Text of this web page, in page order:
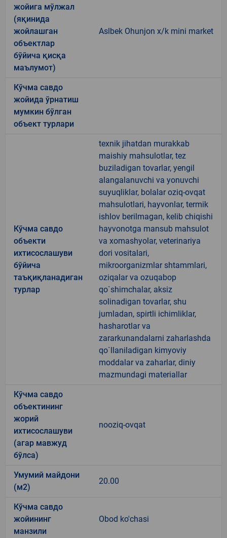
жойига мўлжал
(яқинида
жойлашган
объектлар
бўйича қисқа
маълумот)
Aslbek Ohunjon x/k mini market
Кўчма савдо
жойида ўрнатиш
мумкин бўлган
объект турлари
Кўчма савдо
объекти
ихтисослашуви
бўйича
таъқиқланадиган
турлар
texnik jihatdan murakkab
maishiy mahsulotlar, tez
buziladigan tovarlar, yengil
alangalanuvchi va yonuvchi
suyuqliklar, bolalar oziq-ovqat
mahsulotlari, hayvonlar, termik
ishlov berilmagan, kelib chiqishi
hayvonotga mansub mahsulot
va xomashyolar, veterinariya
dori vositalari,
mikroorganizmlar shtammlari,
oziqalar va ozuqabop
qo`shimchalar, aksiz
solinadigan tovarlar, shu
jumladan, spirtli ichimliklar,
hasharotlar va
zararkunandalarni zaharlashda
qo`llaniladigan kimyoviy
moddalar va zaharlar, diniy
mazmundagi materiallar
Кўчма савдо
объектининг
жорий
ихтисослашуви
(агар мавжуд
бўлса)
nooziq-ovqat
Умумий майдони
(м2)
20.00
Кўчма савдо
жойининг
манзили
Obod ko'chasi